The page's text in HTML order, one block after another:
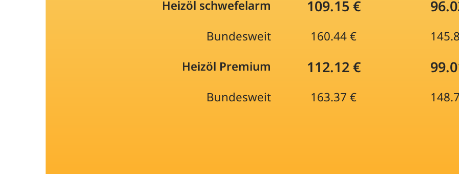
Heizöl schwefelarm
109.15 €
Bundesweit 160.44 €
Heizöl Premium
112.12 €
Bundesweit 163.37 €